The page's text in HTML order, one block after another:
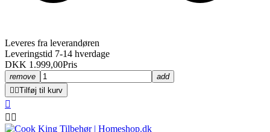
Leveres fra leverandøren
Leveringstid 7-14 hverdage
DKK 1.999,00Pris
remove
add
 Tilføj til kurv

 